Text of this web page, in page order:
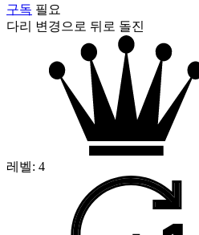
구독 필요
다리 변경으로 뒤로 돌진
레벨: 4